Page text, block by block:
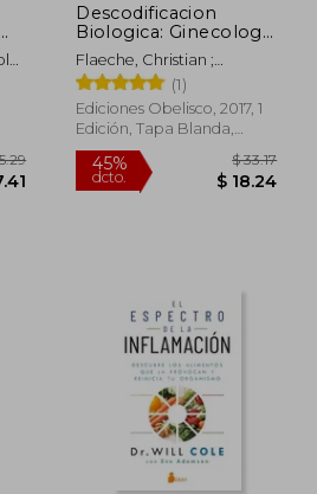
45%
dcto. $
Descodificacion
Biologica: Ginecologia
y Embarazo
Flaeche, Christian ;
Tomaas, Paca(1)
Ediciones Obelisco, 2017, 1
Edición, Tapa Blanda,
Nuevo